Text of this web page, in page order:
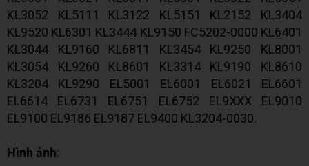
KL3052 KL5111 KL3122 KL5151 KL2152 KL3404
KL9520 KL6301 KL3444 KL9150 FC5202-0000 KL6401
KL3044 KL9160 KL6811 KL3454 KL9250 KL8001
KL3054 KL9260 KL8601 KL3314 KL9190 KL8610
KL3204 KL9290 EL5001 EL6001 EL6021 EL6601
EL6614 EL6731 EL6751 EL6752 EL9XXX EL9010
EL9100 EL9186 EL9187 EL9400 KL3204-0030.
Hình ảnh: